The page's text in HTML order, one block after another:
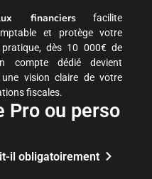
financiersfacilite
et protège votre
pratique, dès 10 000€ de
compte dédié devient
vision claire de votre
fiscales.
Pro ou perso
il obligatoirement